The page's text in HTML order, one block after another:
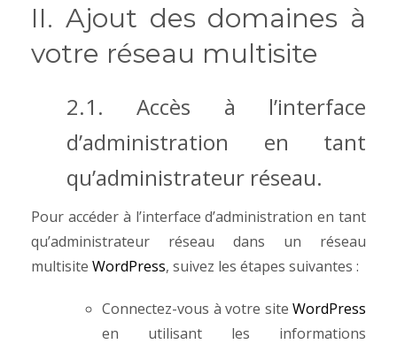
II. Ajout des domaines à
votre réseau multisite
2.1. Accès à l’interface
d’administration en tant
qu’administrateur réseau.
Pour accéder à l’interface d’administration en tant
qu’administrateur réseau dans un réseau
multisite WordPress, suivez les étapes suivantes :
Connectez-vous à votre site WordPress
en utilisant les informations